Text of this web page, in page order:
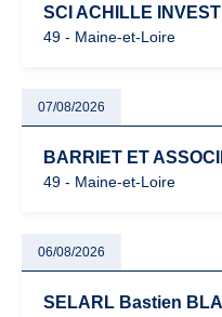
SCI ACHILLE INVEST
49 - Maine-et-Loire
07/08/2026
BARRIET ET
49 - Maine-et-Loire
06/08/2026
SELARL Bastien